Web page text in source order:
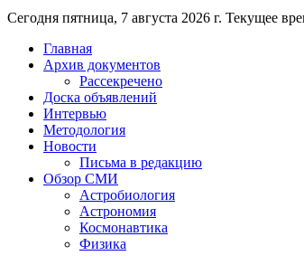
Сегодня пятница, 7 августа 2026 г. Текущее
Главная
Архив документов
Рассекречено
Доска объявлений
Интервью
Методология
Новости
Письма в редакцию
Обзор СМИ
Астробиология
Астрономия
Космонавтика
Физика